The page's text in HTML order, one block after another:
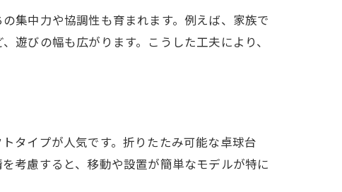
集中力や協調性も育まれます。例えば、家族で
びの幅も広がります。こうした工夫により、
タイプが人気です。折りたたみ可能な卓球台
考慮すると、移動や設置が簡単なモデルが特に